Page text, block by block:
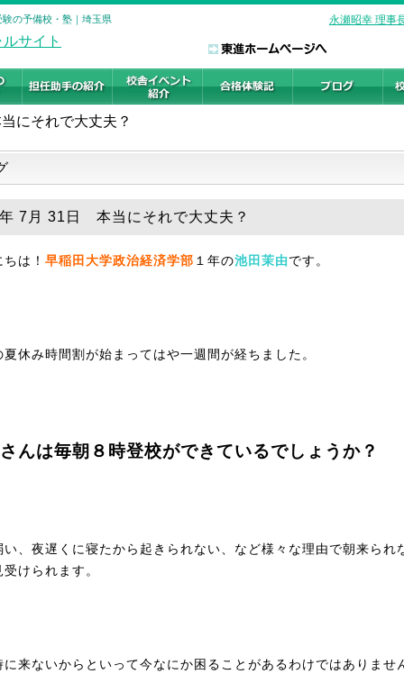
の予備校・塾｜埼玉県 永瀬昭幸 理事
にそれで大丈夫？
7月 31日 本当にそれで大丈夫？
は！ 早稲田大学政治経済学部 １年の池田茉由です。
夏休み時間割が始まってはや一週間が経ちました。
んは毎朝８時登校ができているでしょうか？
い、夜遅くに寝たから起きられない、など様々な理由で朝来られ
けられます。
に来ないからといって今なにか困ることがあるわけではありませ